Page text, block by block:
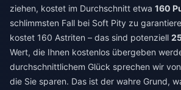
ziehen, kostet im Durchschnitt etwa 160
schlimmsten Fall bei Soft Pity zu
kostet 160 Astriten – das sind potenziell
Wert, die Ihnen kostenlos übergeben
durchschnittlichem Glück sprechen wir
die Sie sparen. Das ist der wahre Grund,